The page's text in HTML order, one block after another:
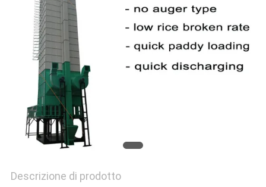
NORME
SULLA
PRIVACY
Descrizione di prodotto